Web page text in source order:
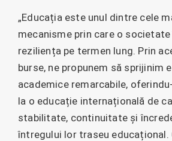
„Educația este unul dintre cele
mecanisme prin care o
reziliența pe termen lung. Prin
burse, ne propunem să sprijinim
academice remarcabile,
la o educație internațională de
stabilitate, continuitate și
întregului lor traseu educațional.